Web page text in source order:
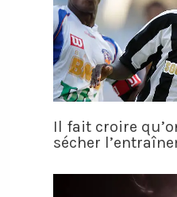
Il fait croire
sécher